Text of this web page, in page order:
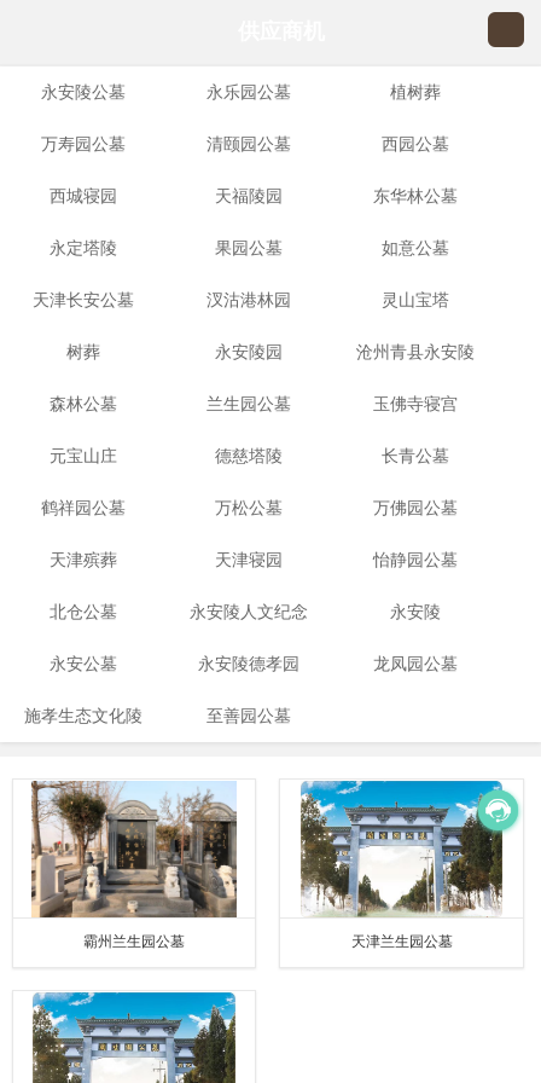
永安陵公墓 永乐园公墓 植树葬
万寿园公墓 清颐园公墓 西园公墓
西城寝园 天福陵园 东华林公墓
永定塔陵 果园公墓 如意公墓
天津长安公墓 汊沽港林园 灵山宝塔
树葬 永安陵园 沧州青县永安陵
园
森林公墓 兰生园公墓 玉佛寺寝宫
元宝山庄 德慈塔陵 长青公墓
鹤祥园公墓 万松公墓 万佛园公墓
天津殡葬 天津寝园 怡静园公墓
北仓公墓 永安陵人文纪念
园
永安陵
永安公墓 永安陵德孝园 龙凤园公墓
施孝生态文化陵 至善园公墓
霸州兰生园公墓 天津兰生园公墓